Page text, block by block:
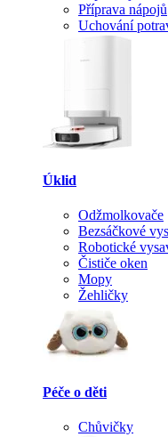
Příprava nápojů
Uchování
Úklid
Odžmolkovače
Bezsáčkové
Robotické
Čističe oken
Mopy
Žehličky
Péče o děti
Chůvičky